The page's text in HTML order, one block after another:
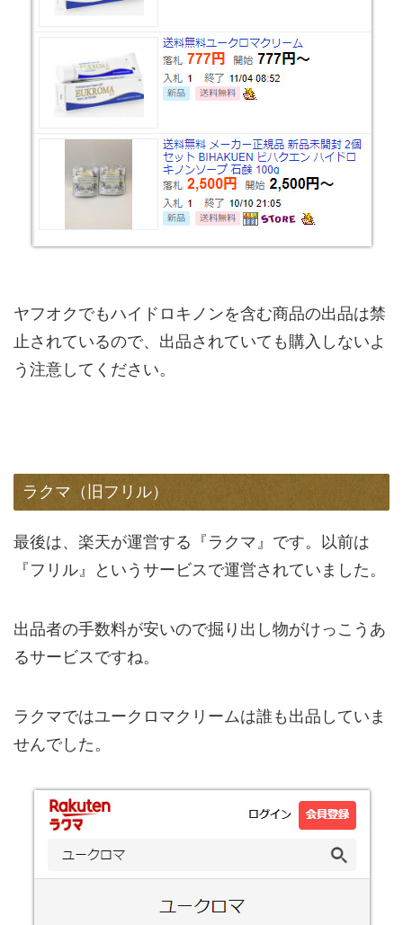
ヤフオクでもハイドロキノンを含む商品の出品は禁
止されているので、出品されていても購入しないよ
う注意してください。
ラクマ（旧フリル）
最後は、楽天が運営する『ラクマ』です。以前は
『フリル』というサービスで運営されていました。
出品者の手数料が安いので掘り出し物がけっこうあ
るサービスですね。
ラクマではユークロマクリームは誰も出品していま
せんでした。